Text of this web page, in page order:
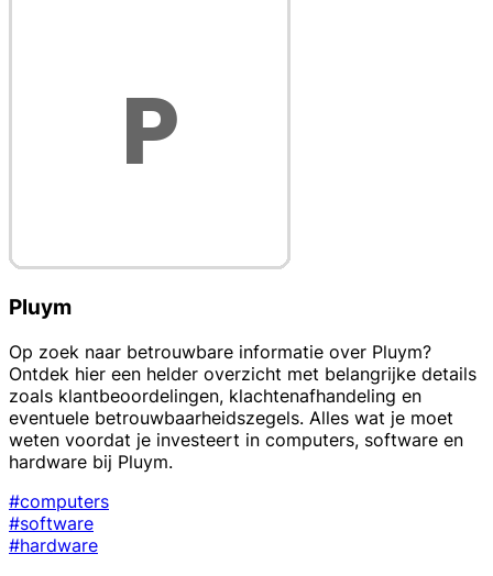
Pluym
Op zoek naar betrouwbare informatie over Pluym?
Ontdek hier een helder overzicht met belangrijke details
zoals klantbeoordelingen, klachtenafhandeling en
eventuele betrouwbaarheidszegels. Alles wat je moet
weten voordat je investeert in computers, software en
hardware bij Pluym.
#computers
#software
#hardware